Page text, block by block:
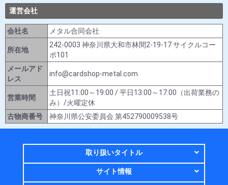
運営会社
会社名 メタル合同会社
所在地
242-0003 神奈川県大和市林間2-19-17 サイクルコー
ポ101
メールアド
レス
info@cardshop-metal.com
営業時間
土日祝11:00～19:00 / 平日13:00～17:00（出荷業務の
み）/火曜定休
古物商番号
神奈川県公安委員会 第452790009538号
取り扱いタイトル
サイト情報